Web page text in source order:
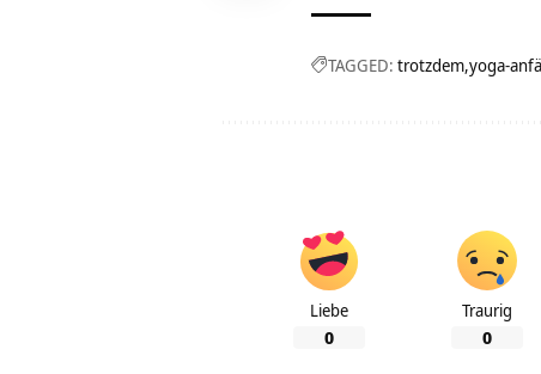
TAGGED: trotzdem yoga-
Liebe
0
Traurig
0